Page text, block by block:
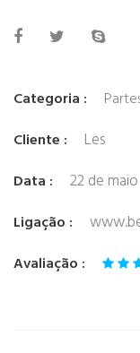
Categoria :
Cliente :
Les
Data : 22 de
Ligação :
Avaliação :